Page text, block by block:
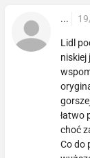
...
Lidl
niskiej
łatwo
choć
Co do